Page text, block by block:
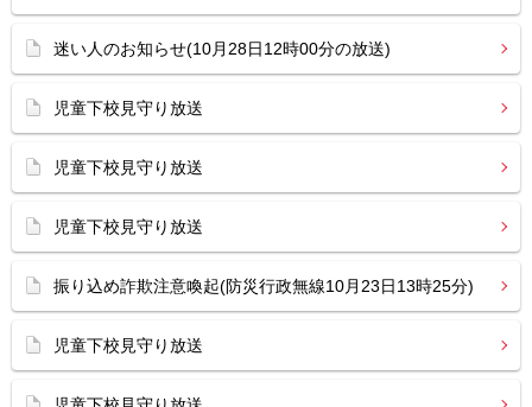
迷い人のお知らせ(10月28日12時00分の放送)
児童下校見守り放送
児童下校見守り放送
児童下校見守り放送
振り込め詐欺注意喚起(防災行政無線10月23日13時25分)
児童下校見守り放送